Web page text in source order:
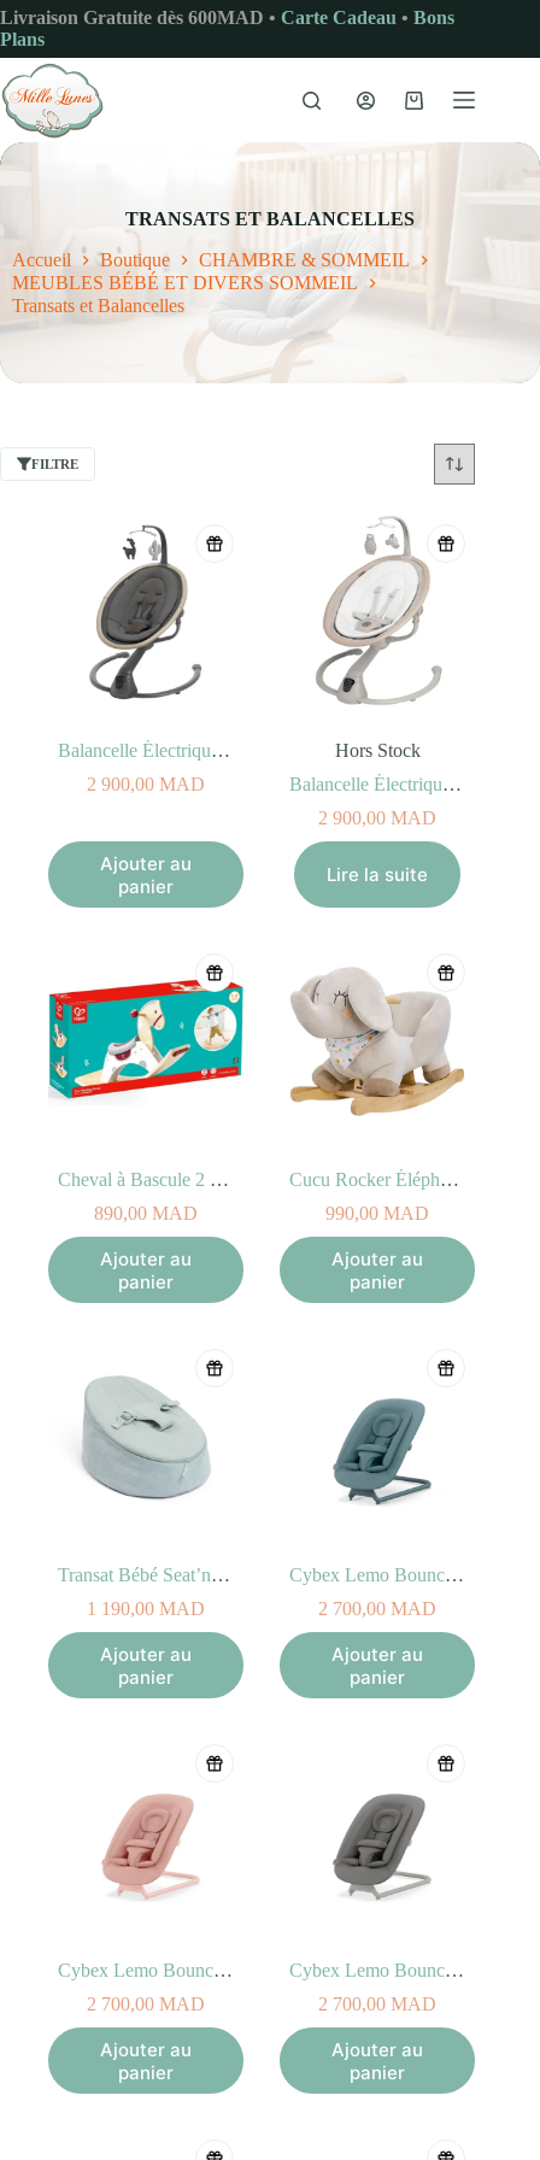
Passer
au
contenu
Livraison Gratuite dès 600MAD • Carte Cadeau • Bons
Plans
Panier
TRANSATS ET BALANCELLES
Accueil Boutique
CHAMBRE & SOMMEIL
MEUBLES BÉBÉ ET DIVERS SOMMEIL
Transats et Balancelles
FILTRE
Balancelle Électrique Cassia Beyond Graphite Eco
2 900,00 MAD
Ajouter au
panier
Hors Stock
Balancelle Électrique Cassia Classic Beige Eco
2 900,00 MAD
Lire la suite
Cheval à Bascule 2 en 1 Hape (1–3 ans)
890,00 MAD
Ajouter au
panier
Cucu Rocker Éléphant – Chaise à Bascule Bébé 12M+
990,00 MAD
Ajouter au
panier
Transat Bébé Seat’n Grow Green Doomoo
1 190,00 MAD
Ajouter au
panier
Cybex Lemo Bouncer Stone Blue
2 700,00 MAD
Ajouter au
panier
Cybex Lemo Bouncer Pink
2 700,00 MAD
Ajouter au
panier
Cybex Lemo Bouncer Suede Grey
2 700,00 MAD
Ajouter au
panier